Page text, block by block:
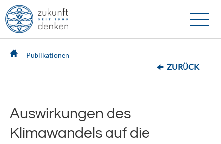
Toggle
Publikationen
ZURÜCK
Auswirkungen des
Klimawandels auf die